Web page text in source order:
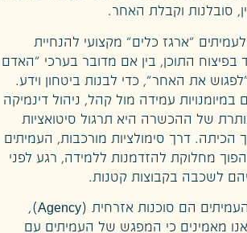
סובלנות וקבלת האחר.
נקנה לעמיתים "ארגז כלים" מקצועי להנחיית
התוכן, בין אם מדובר בערכי "האדם
את האחר", כדי לבנות ביטחון וידע.
עמידה מול קהל, ניהול דינמיקה
של ההכשרה היא תרגול סיטואציות
הכיתה. דרך סימולציות מורכבות, העמיתים
מחלוקת להזדמנות ללמידה, רגע לפני
לשכבה בקבוצות קטנות.
הערכים המובילים את תכנית העמיתים הם סוכנות אזרחית (Agency),
אנו מאמינים כי המפגש של העמיתים עם